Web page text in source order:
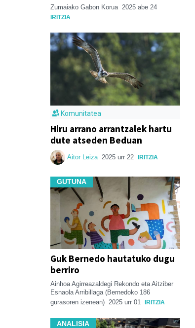
Zumaiako Gabon Korua 2025 abe 24
IRITZIA
Komunitatea
Hiru arrano arrantzalek hartu
dute atseden Beduan
Aitor Leiza 2025 urr 22 IRITZIA
GUTUNA
Guk Bernedo hautatuko dugu
berriro
Ainhoa Agirreazaldegi Rekondo eta Aitziber
Esnaola Arribillaga (Bernedoko 186
gurasoren izenean) 2025 urr 01 IRITZIA
ANALISIA